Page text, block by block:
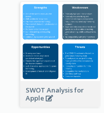
SWOT Analysis for
Apple